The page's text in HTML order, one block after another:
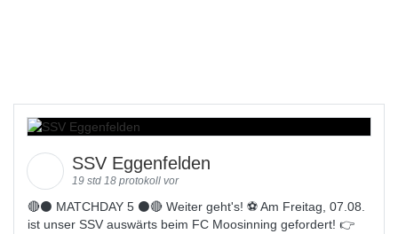
SSV Eggenfelden
19 std 18 protokoll vor
🔴⚫️ MATCHDAY 5 ⚫️🔴 Weiter geht's! ⚽ Am Freitag, 07.08.
ist unser SSV auswärts beim FC Moosinning gefordert! 👉